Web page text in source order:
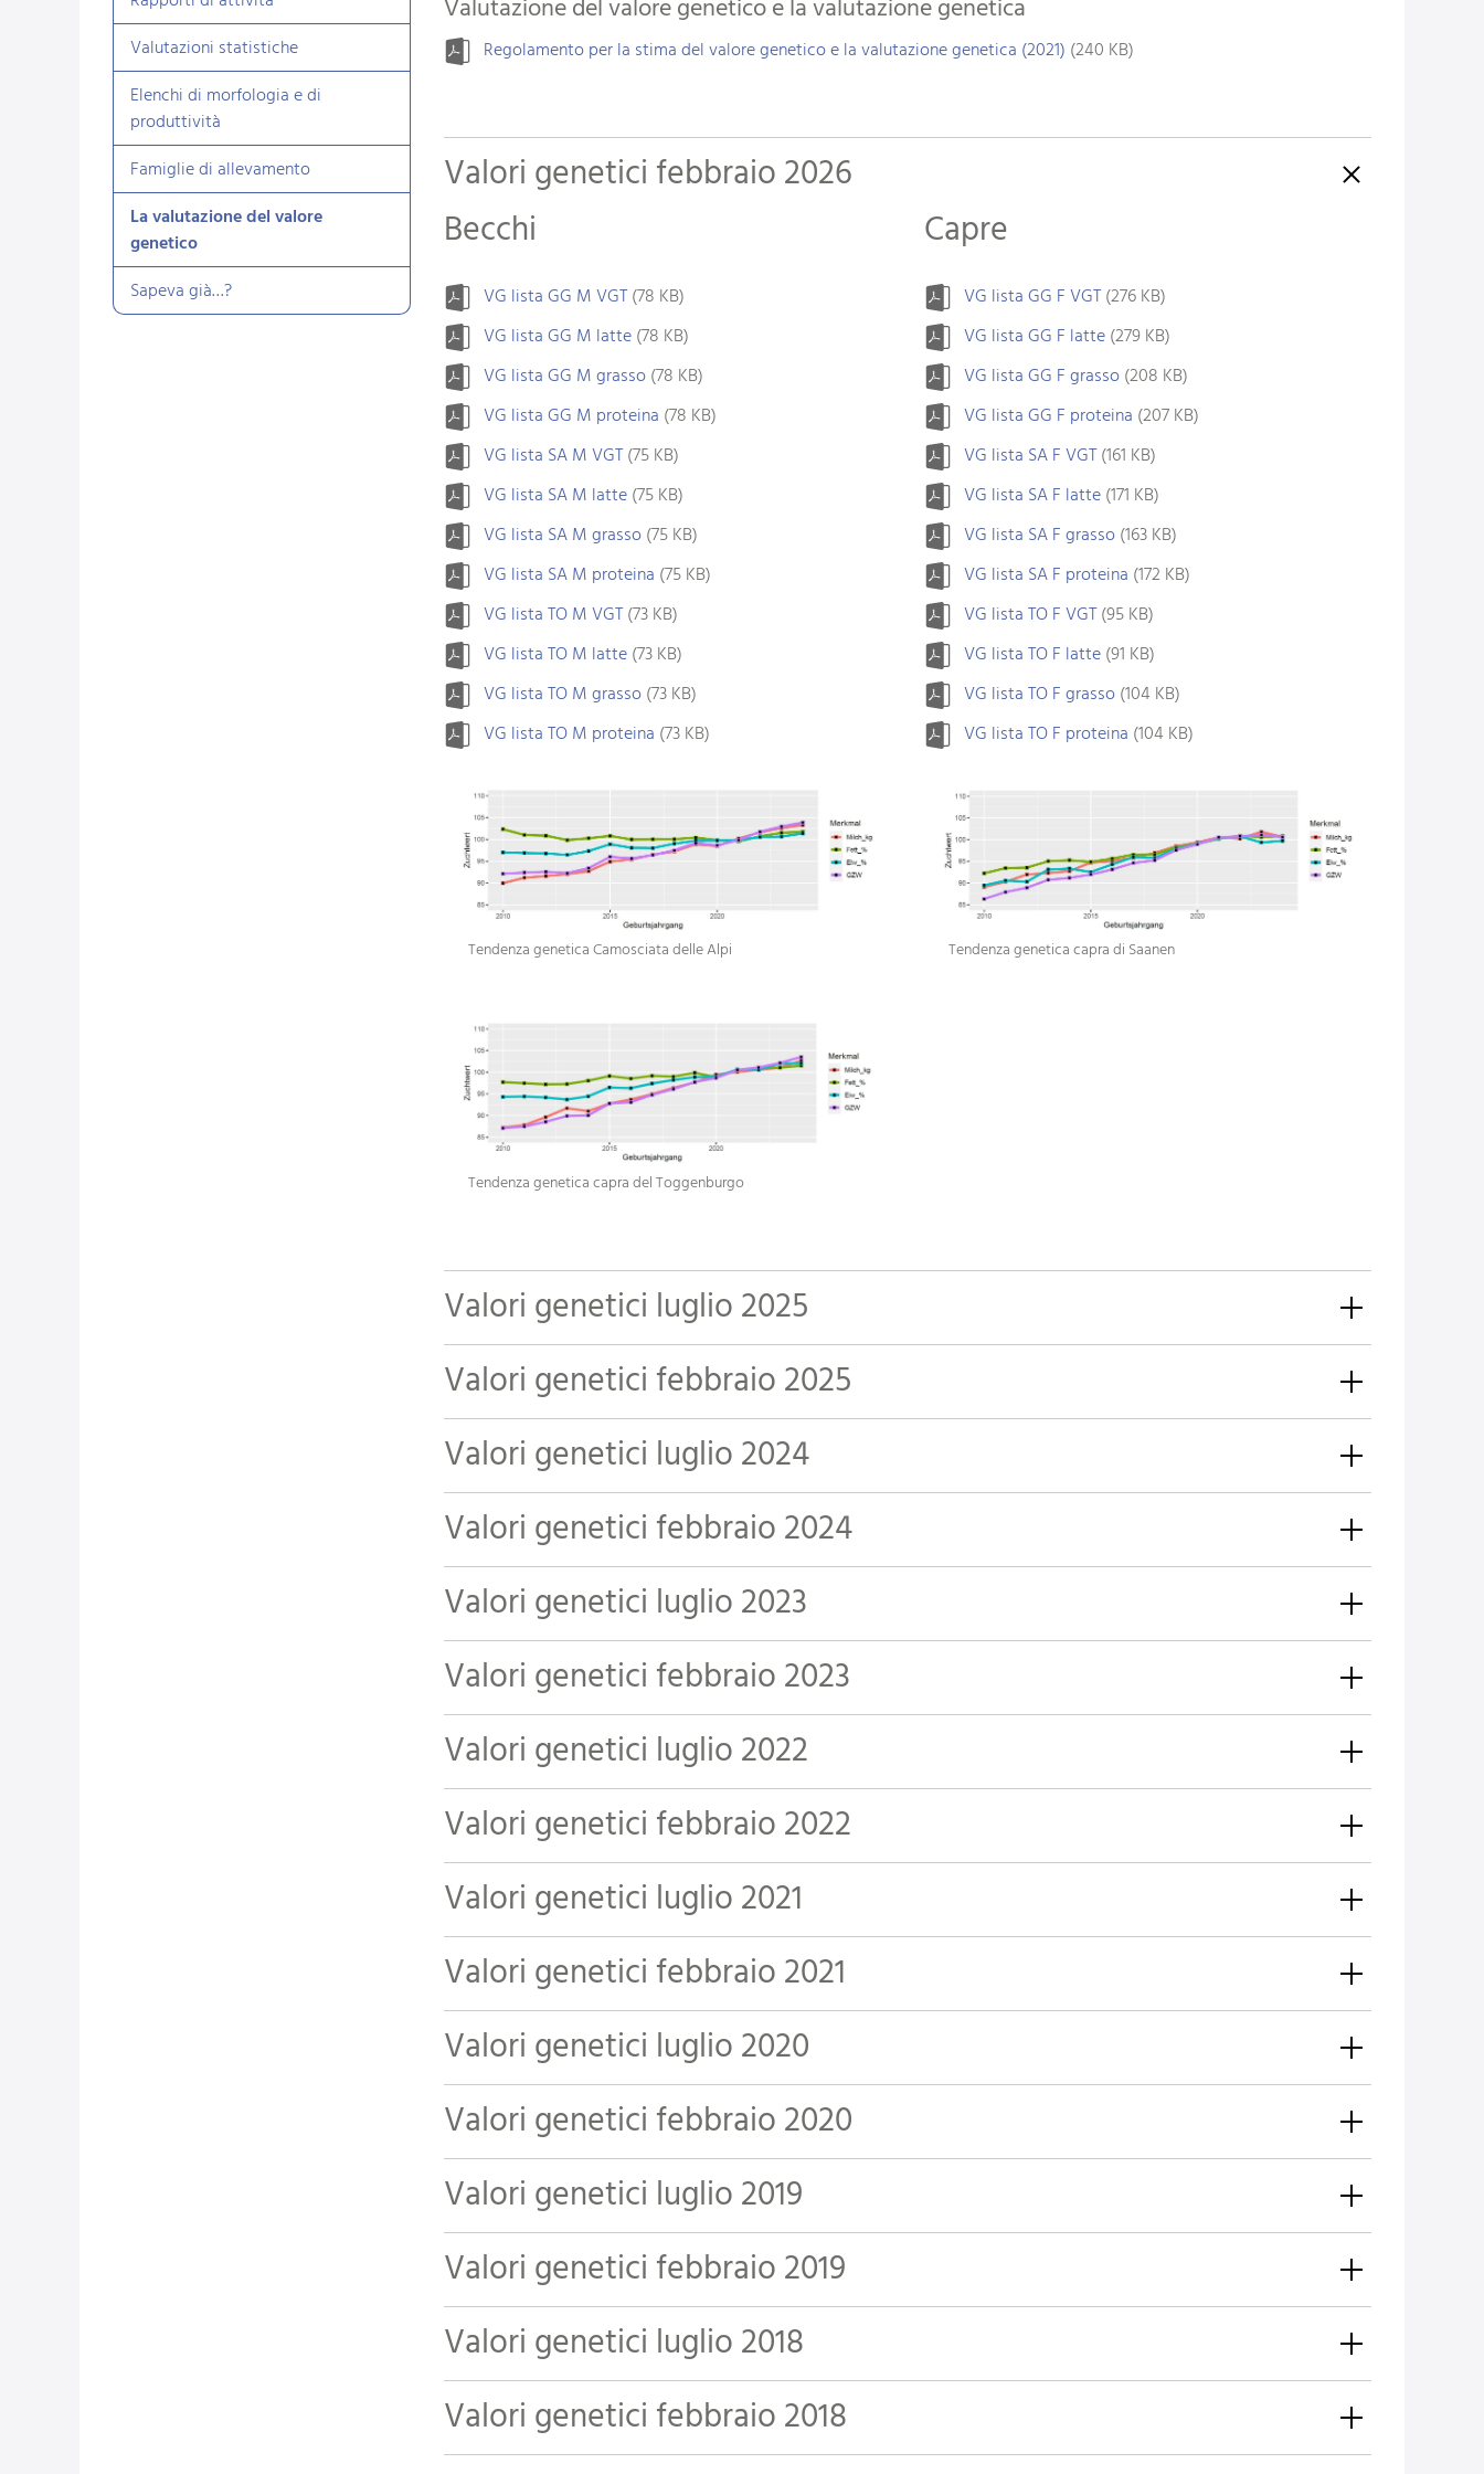
Valutazioni statistiche
Elenchi di morfologia e di
produttività
Famiglie di allevamento
La valutazione del valore
genetico
Sapeva già…?
Valutazione del valore genetico e la valutazione genetica
Regolamento per la stima del valore genetico e la valutazione genetica (2021) (240 KB)
Valori genetici febbraio 2026
Becchi
VG lista GG M VGT(78 KB)
VG lista GG M latte(78 KB)
VG lista GG M grasso(78 KB)
VG lista GG M proteina (78 KB)
VG lista SA M VGT(75 KB)
VG lista SA M latte(75 KB)
VG lista SA M grasso(75 KB)
VG lista SA M proteina (75 KB)
VG lista TO M VGT(73 KB)
VG lista TO M latte(73 KB)
VG lista TO M grasso(73 KB)
VG lista TO M proteina (73 KB)
Tendenza genetica Camosciata delle Alpi
Tendenza genetica capra del Toggenburgo
Capre
VG lista GG F VGT(276 KB)
VG lista GG F latte(279 KB)
VG lista GG F grasso(208 KB)
VG lista GG F proteina (207 KB)
VG lista SA F VGT(161 KB)
VG lista SA F latte(171 KB)
VG lista SA F grasso(163 KB)
VG lista SA F proteina (172 KB)
VG lista TO F VGT(95 KB)
VG lista TO F latte(91 KB)
VG lista TO F grasso(104 KB)
VG lista TO F proteina (104 KB)
Tendenza genetica capra di Saanen
Valori genetici luglio 2025
Valori genetici febbraio 2025
Valori genetici luglio 2024
Valori genetici febbraio 2024
Valori genetici luglio 2023
Valori genetici febbraio 2023
Valori genetici luglio 2022
Valori genetici febbraio 2022
Valori genetici luglio 2021
Valori genetici febbraio 2021
Valori genetici luglio 2020
Valori genetici febbraio 2020
Valori genetici luglio 2019
Valori genetici febbraio 2019
Valori genetici luglio 2018
Valori genetici febbraio 2018